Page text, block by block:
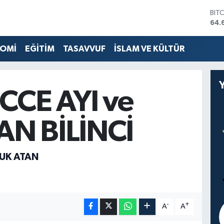
EĞİTİM TASAVVUF İSLAM VE KÜLTÜR
AYI ve
BİLİNCİ
ATAN
A- A+